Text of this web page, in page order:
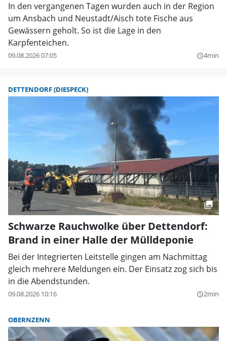
In den vergangenen Tagen wurden auch in der Region
um Ansbach und Neustadt/Aisch tote Fische aus
Gewässern geholt. So ist die Lage in den
Karpfenteichen.
09.08.2026 07:05 query_builder4min
DETTENDORF (DIESPECK)
Schwarze Rauchwolke über Dettendorf:
Brand in einer Halle der Mülldeponie
Bei der Integrierten Leitstelle gingen am Nachmittag
gleich mehrere Meldungen ein. Der Einsatz zog sich bis
in die Abendstunden.
09.08.2026 10:16 query_builder2min
OBERNZENN